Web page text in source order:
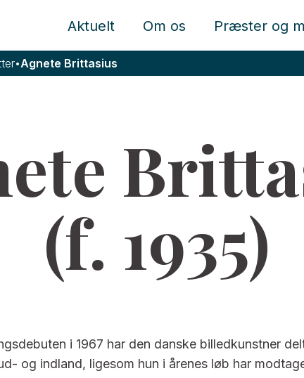
Aktuelt Om os Præster og
•Agnete Brittasius
(f. 1935)
i 1967 har den danske billedkunstner
og indland, ligesom hun i årenes løb har